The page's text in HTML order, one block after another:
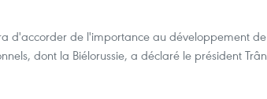
d'accorder de l'importance au développement
dont la Biélorussie, a déclaré le président